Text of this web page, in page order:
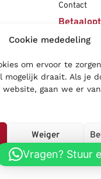
Cookie mededeling
om ervoor te
mogelijk draait. Als je
website, gaan we er
Weiger
Privacybeleid
Contact
Social
| Nike|Speedo|
Superfeet
Vragen? Stuur